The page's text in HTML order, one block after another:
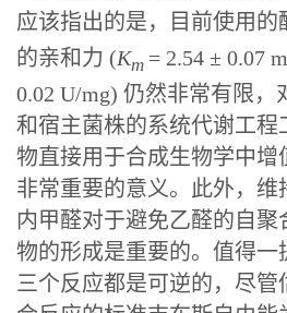
应该指出的是，目前使用的
的亲和力 (Km = 2.54 ± 0.07
0.02 U/mg) 仍然非常有限，
和宿主菌株的系统代谢工程
物直接用于合成生物学中增
非常重要的意义。此外，维
内甲醛对于避免乙醛的自聚
物的形成是重要的。值得一
三个反应都是可逆的，尽管